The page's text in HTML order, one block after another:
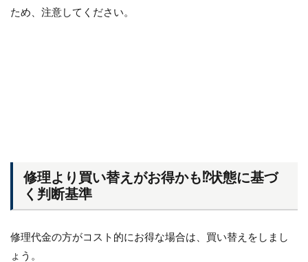
ため、注意してください。
修理より買い替えがお得かも⁉状態に基づ
く判断基準
修理代金の方がコスト的にお得な場合は、買い替えをしまし
ょう。